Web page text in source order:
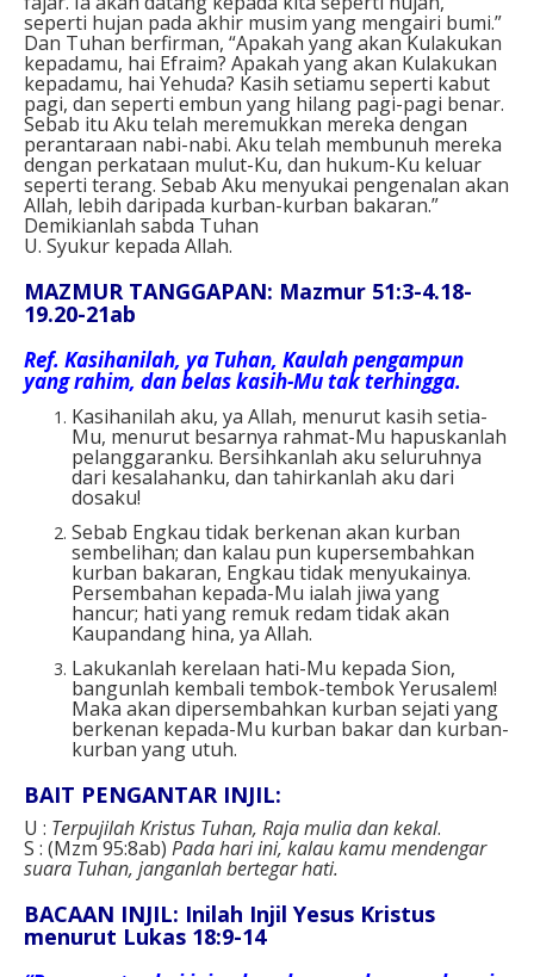
seperti hujan pada akhir musim yang mengairi bumi.”
Dan Tuhan berfirman, “Apakah yang akan Kulakukan
kepadamu, hai Efraim? Apakah yang akan Kulakukan
kepadamu, hai Yehuda? Kasih setiamu seperti kabut
pagi, dan seperti embun yang hilang pagi-pagi benar.
Sebab itu Aku telah meremukkan mereka dengan
perantaraan nabi-nabi. Aku telah membunuh mereka
dengan perkataan mulut-Ku, dan hukum-Ku keluar
seperti terang. Sebab Aku menyukai pengenalan akan
Allah, lebih daripada kurban-kurban bakaran.”
Demikianlah sabda Tuhan
U. Syukur kepada Allah.
MAZMUR TANGGAPAN: Mazmur 51:3-4.18-
19.20-21ab
Ref. Kasihanilah, ya Tuhan, Kaulah pengampun
yang rahim, dan belas kasih-Mu tak terhingga.
Kasihanilah aku, ya Allah, menurut kasih setia-
Mu, menurut besarnya rahmat-Mu hapuskanlah
pelanggaranku. Bersihkanlah aku seluruhnya
dari kesalahanku, dan tahirkanlah aku dari
dosaku!
Sebab Engkau tidak berkenan akan kurban
sembelihan; dan kalau pun kupersembahkan
kurban bakaran, Engkau tidak menyukainya.
Persembahan kepada-Mu ialah jiwa yang
hancur; hati yang remuk redam tidak akan
Kaupandang hina, ya Allah.
Lakukanlah kerelaan hati-Mu kepada Sion,
bangunlah kembali tembok-tembok Yerusalem!
Maka akan dipersembahkan kurban sejati yang
berkenan kepada-Mu kurban bakar dan kurban-
kurban yang utuh.
BAIT PENGANTAR INJIL:
U : Terpujilah Kristus Tuhan, Raja mulia dan kekal.
S : (Mzm 95:8ab) Pada hari ini, kalau kamu mendengar
suara Tuhan, janganlah bertegar hati.
BACAAN INJIL: Inilah Injil Yesus Kristus
menurut Lukas 18:9-14